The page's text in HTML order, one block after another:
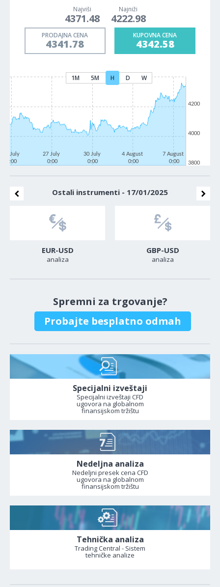
Najviši
4371.48
Najniži
4222.98
PRODAJNA CENA
4341.78
KUPOVNA CENA
4342.58
1M 5M H D W
22 July
0:00
27 July
0:00
30 July
0:00
4 August
0:00
7 August
0:00
3800
4000
4200
Ostali instrumenti - 17/01/2025
EUR-USD
analiza
GBP-USD
analiza
Spremni za trgovanje?
Probajte besplatno odmah
Specijalni izveštaji
Specijalni izveštaji CFD
ugovora na globalnom
finansijskom tržištu
Nedeljna analiza
Nedeljni presek cena CFD
ugovora na globalnom
finansijskom tržištu
Tehnička analiza
Trading Central - Sistem
tehničke analize